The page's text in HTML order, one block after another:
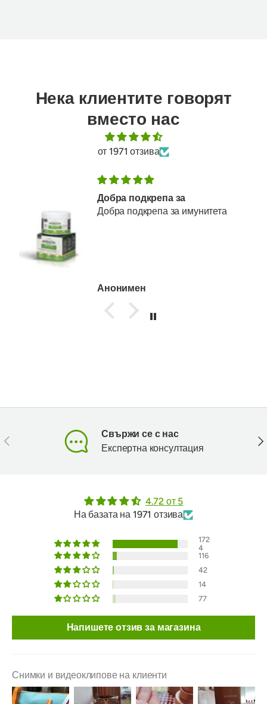
Нека клиентите говорят
вместо нас
от 1971 отзива
Добра подкрепа за
Добра подкрепа за имунитета
Анонимен
Предишен
Свържи се с нас
Експертна консултация
4.72 от 5
На базата на 1971 отзива
172
4
116
42
14
77
Напишете отзив за магазина
Снимки и видеоклипове на клиенти